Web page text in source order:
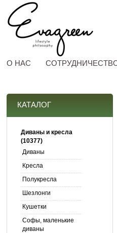
О НАС
КАТАЛОГ
Диваны и кресла
(10377)
Диваны
Кресла
Полукресла
Шезлонги
Кушетки
Софы, маленькие
диваны